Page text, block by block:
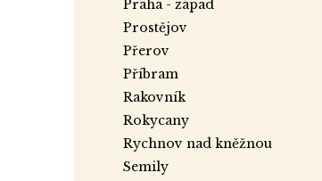
praha - západ
prostějov
přerov
příbram
rakovník
rokycany
rychnov nad kněžnou
semily